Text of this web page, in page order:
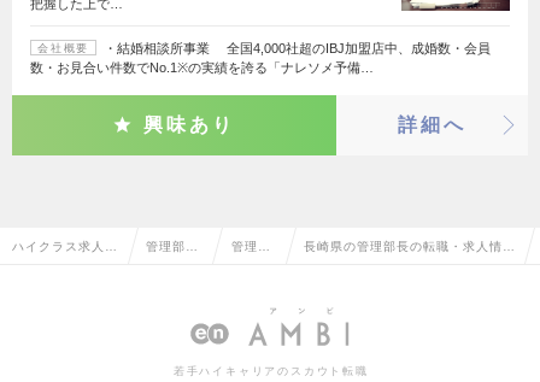
把握した上で…
会社概要
・結婚相談所事業 全国4,000社超のIBJ加盟店中、成婚数・会員
数・お見合い件数でNo.1※の実績を誇る「ナレソメ予備…
興味あり 詳細へ
ハイクラス求人T 管理部門 管理部 長崎県の管理部長の転職・求人情報
若手ハイキャリアのスカウト転職